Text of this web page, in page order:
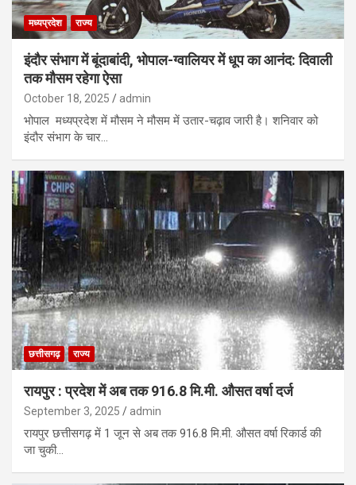
मध्यप्रदेश राज्य
इंदौर संभाग में बूंदाबांदी, भोपाल-ग्वालियर में धूप का आनंद: दिवाली
तक मौसम रहेगा ऐसा
October 18, 2025 admin
भोपाल मध्यप्रदेश में मौसम ने मौसम में उतार-चढ़ाव जारी है। शनिवार को
इंदौर संभाग के चार…
छत्तीसगढ़ राज्य
रायपुर : प्रदेश में अब तक 916.8 मि.मी. औसत वर्षा दर्ज
September 3, 2025 admin
रायपुर छत्तीसगढ़ में 1 जून से अब तक 916.8 मि.मी. औसत वर्षा रिकार्ड की
जा चुकी…